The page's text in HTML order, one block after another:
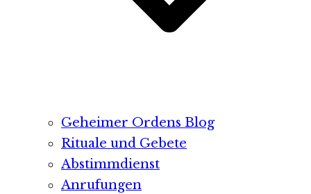
Geheimer Ordens Blog
Rituale und Gebete
Abstimmdienst
Anrufungen